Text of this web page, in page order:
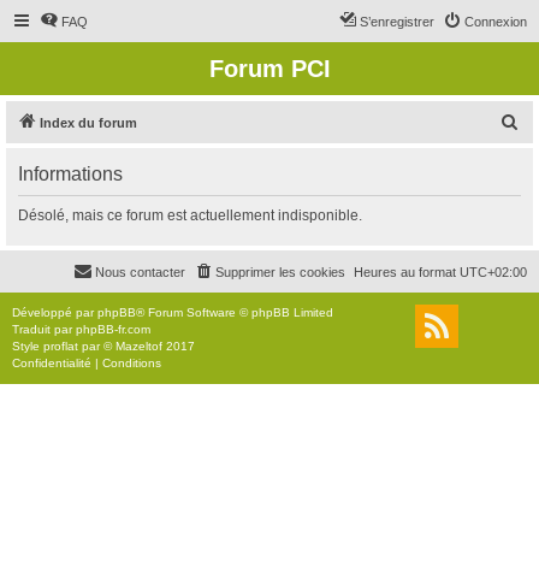
FAQ Connexion
S’enregistrer
Forum PCI
Index du forum
r
c
r
Informations
Désolé, mais ce forum est actuellement indisponible.
Heures au format UTC+02:00
Supprimer les cookies
Nous contacter
Développé parphpBB® Forum Software © phpBB Limited
Traduit parphpBB-fr.com
Style proflat par ©Mazeltof 2017
Confidentialité | Conditions